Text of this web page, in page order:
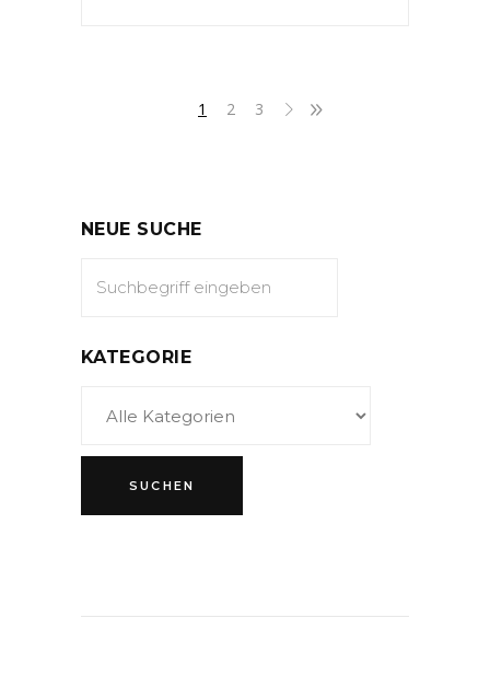
1 2 3
NEUE SUCHE
KATEGORIE